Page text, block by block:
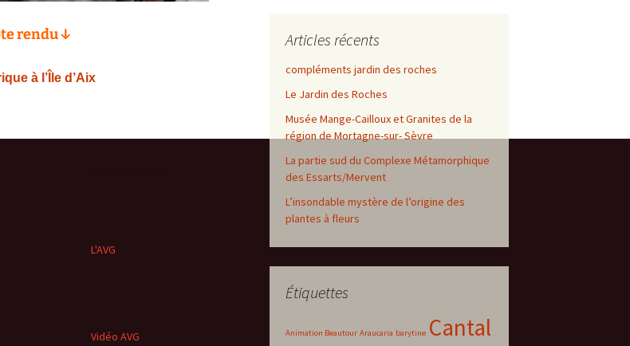
rendu ↓
à l’Île d’Aix
Articles récents
compléments jardin des roches
Le Jardin des Roches
Musée Mange-Cailloux et Granites de la
région de Mortagne-sur- Sèvre
La partie sud du Complexe Métamorphique
des Essarts/Mervent
L’insondable mystère de l’origine des
plantes à fleurs
Étiquettes
Animation Beautour Araucaria barytine Cantal
L'AVG
Vidéo AVG